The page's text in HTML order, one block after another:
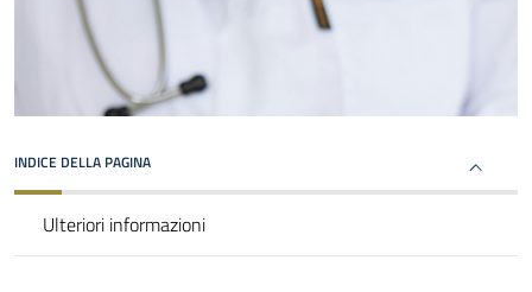
INDICE DELLA PAGINA
Ulteriori informazioni